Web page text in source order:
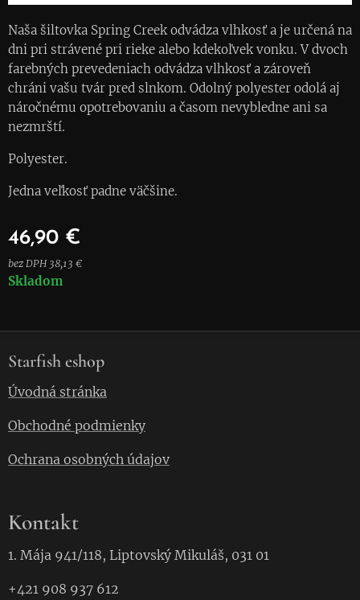
Naša šiltovka Spring Creek odvádza vlhkosť a je určená na
dni pri strávené pri rieke alebo kdekoľvek vonku. V dvoch
farebných prevedeniach odvádza vlhkosť a zároveň
chráni vašu tvár pred slnkom. Odolný polyester odolá aj
náročnému opotrebovaniu a časom nevybledne ani sa
nezmrští.
Polyester.
Jedna veľkosť padne väčšine.
46,90 €
bez DPH 38,13 €
Skladom
Starfish eshop
Úvodná stránka
Obchodné podmienky
Ochrana osobných údajov
Kontakt
1. Mája 941/118, Liptovský Mikuláš, 031 01
+421 908 937 612